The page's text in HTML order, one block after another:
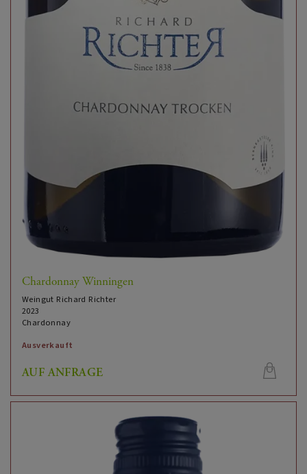
Chardonnay Winningen
Weingut Richard Richter
2023
Chardonnay
Ausverkauft
AUF ANFRAGE